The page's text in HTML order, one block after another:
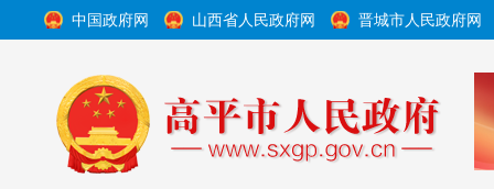
中国政府网 山西省人民政府网 晋城市人民政府网